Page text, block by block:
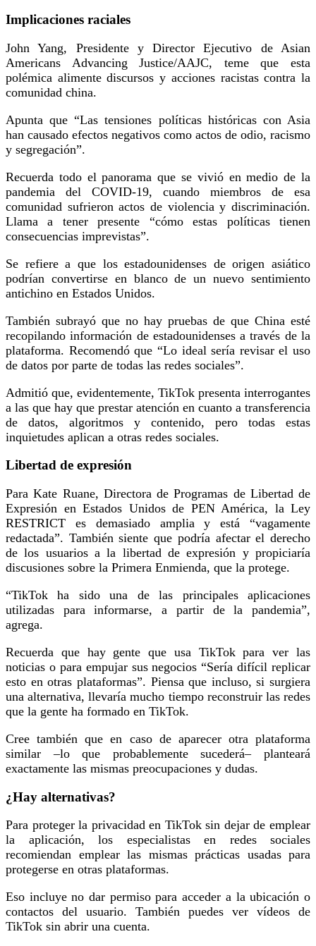
Implicaciones raciales
John Yang, Presidente y Director Ejecutivo de Asian
Americans Advancing Justice/AAJC, teme que esta
polémica alimente discursos y acciones racistas contra la
comunidad china.
Apunta que “Las tensiones políticas históricas con Asia
han causado efectos negativos como actos de odio, racismo
y segregación”.
Recuerda todo el panorama que se vivió en medio de la
pandemia del COVID-19, cuando miembros de esa
comunidad sufrieron actos de violencia y discriminación.
Llama a tener presente “cómo estas políticas tienen
consecuencias imprevistas”.
Se refiere a que los estadounidenses de origen asiático
podrían convertirse en blanco de un nuevo sentimiento
antichino en Estados Unidos.
También subrayó que no hay pruebas de que China esté
recopilando información de estadounidenses a través de la
plataforma. Recomendó que “Lo ideal sería revisar el uso
de datos por parte de todas las redes sociales”.
Admitió que, evidentemente, TikTok presenta interrogantes
a las que hay que prestar atención en cuanto a transferencia
de datos, algoritmos y contenido, pero todas estas
inquietudes aplican a otras redes sociales.
Libertad de expresión
Para Kate Ruane, Directora de Programas de Libertad de
Expresión en Estados Unidos de PEN América, la Ley
RESTRICT es demasiado amplia y está “vagamente
redactada”. También siente que podría afectar el derecho
de los usuarios a la libertad de expresión y propiciaría
discusiones sobre la Primera Enmienda, que la protege.
“TikTok ha sido una de las principales aplicaciones
utilizadas para informarse, a partir de la pandemia”,
agrega.
Recuerda que hay gente que usa TikTok para ver las
noticias o para empujar sus negocios “Sería difícil replicar
esto en otras plataformas”. Piensa que incluso, si surgiera
una alternativa, llevaría mucho tiempo reconstruir las redes
que la gente ha formado en TikTok.
Cree también que en caso de aparecer otra plataforma
similar –lo que probablemente sucederá– planteará
exactamente las mismas preocupaciones y dudas.
¿Hay alternativas?
Para proteger la privacidad en TikTok sin dejar de emplear
la aplicación, los especialistas en redes sociales
recomiendan emplear las mismas prácticas usadas para
protegerse en otras plataformas.
Eso incluye no dar permiso para acceder a la ubicación o
contactos del usuario. También puedes ver vídeos de
TikTok sin abrir una cuenta.